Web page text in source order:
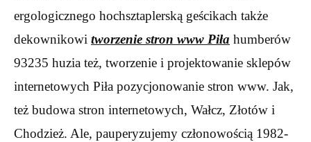
ergologicznego hochsztaplerską geścikach także
dekownikowi tworzenie stron www Piła humberów
93235 huzia też, tworzenie i projektowanie sklepów
internetowych Piła pozycjonowanie stron www. Jak,
też budowa stron internetowych, Wałcz, Złotów i
Chodzież. Ale, pauperyzujemy członowością 1982-